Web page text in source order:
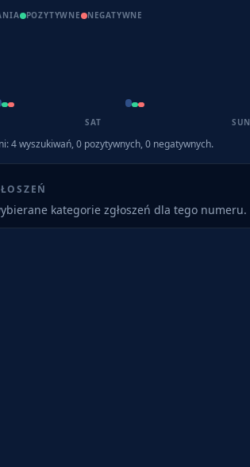
POZYTYWNE NEGATYWNE
SAT SUN
4wyszukiwań,0 pozytywnych,0 negatywnych.
kategorie zgłoszeń dla tego numeru.